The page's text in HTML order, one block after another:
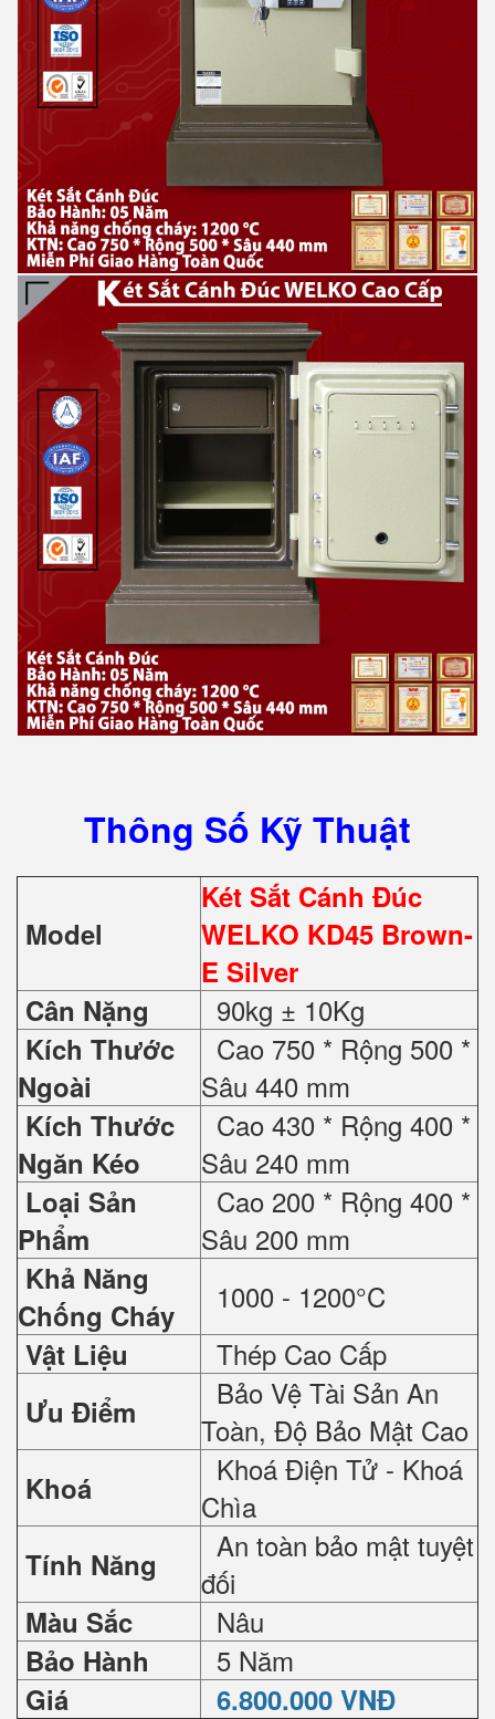
Thông Số Kỹ Thuật
Model
Két Sắt Cánh Đúc
WELKO KD45 Brown-
E Silver
Cân Nặng
90kg ± 10Kg
Kích Thước
Ngoài
Cao 750 * Rộng 500 *
Sâu 440 mm
Kích Thước
Ngăn Kéo
Cao 430 * Rộng 400 *
Sâu 240 mm
Loại Sản
Phẩm
Cao 200 * Rộng 400 *
Sâu 200 mm
Khả Năng
Chống Cháy
1000 - 1200°C
Vật Liệu Thép Cao Cấp
Ưu Điểm
Bảo Vệ Tài Sản An
Toàn, Độ Bảo Mật Cao
Khoá
Khoá Điện Tử - Khoá
Chìa
Tính Năng
An toàn bảo mật tuyệt
đối
Màu Sắc Nâu
Bảo Hành 5 Năm
Giá 6.800.000 VNĐ